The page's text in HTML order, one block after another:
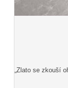
„Zlato se zkouší